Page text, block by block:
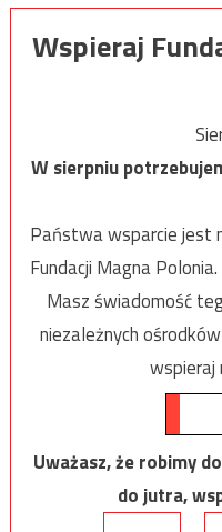
Wspieraj
W sierpniu
Państwa wsparcie jest
Fundacji Magna Polonia.
Masz świadomość
niezależnych
wspieraj
Uważasz, że robimy
do jutra,